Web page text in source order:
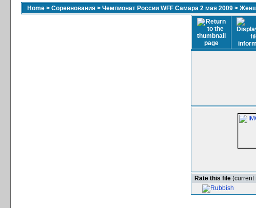
Home > Соревнования > Чемпионат России WFF Самара 2 мая 2009 >
Rate this file (current